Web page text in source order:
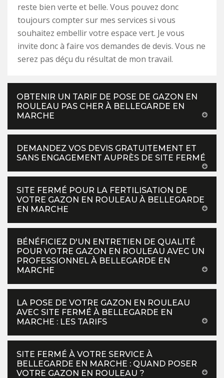
reste bien verte et belle. Vous pouvez donc
toujours compter sur mes services si vous
souhaitez embellir votre espace vert. Je vous
invite donc à faire vos demandes de devis. Vous ne
serez pas déçu du résultat de mon travail.
OBTENIR UN TARIF DE POSE DE GAZON EN
ROULEAU PAS CHER À BELLEGARDE EN
MARCHE
DEMANDEZ VOS DEVIS GRATUITEMENT ET
SANS ENGAGEMENT AUPRÈS DE SITE FERMÉ
SITE FERMÉ POUR LA FERTILISATION DE
VOTRE GAZON EN ROULEAU À BELLEGARDE
EN MARCHE
BÉNÉFICIEZ D'UN ENTRETIEN DE QUALITÉ
POUR VOTRE GAZON EN ROULEAU AVEC UN
PROFESSIONNEL À BELLEGARDE EN
MARCHE
LA POSE DE VOTRE GAZON EN ROULEAU
AVEC SITE FERMÉ À BELLEGARDE EN
MARCHE : LES TARIFS
SITE FERMÉ À VOTRE SERVICE À
BELLEGARDE EN MARCHE : QUAND POSER
VOTRE GAZON EN ROULEAU ?